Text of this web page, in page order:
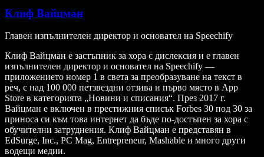
Клиф Вайцман
Главен изпълнителен директор и основател на Speechify
Клиф Вайцман е застъпник за хора с дислексия и е главен
изпълнителен директор и основател на Speechify —
приложението номер 1 в света за преобразуване на текст в
реч, с над 100 000 петзвездни отзива и първо място в App
Store в категорията „Новини и списания“. През 2017 г.
Вайцман е включен в престижния списък Forbes 30 под 30 за
приноса си към това интернет да бъде по-достъпен за хора с
обучителни затруднения. Клиф Вайцман е представян в
EdSurge, Inc., PC Mag, Entrepreneur, Mashable и много други
водещи медии.